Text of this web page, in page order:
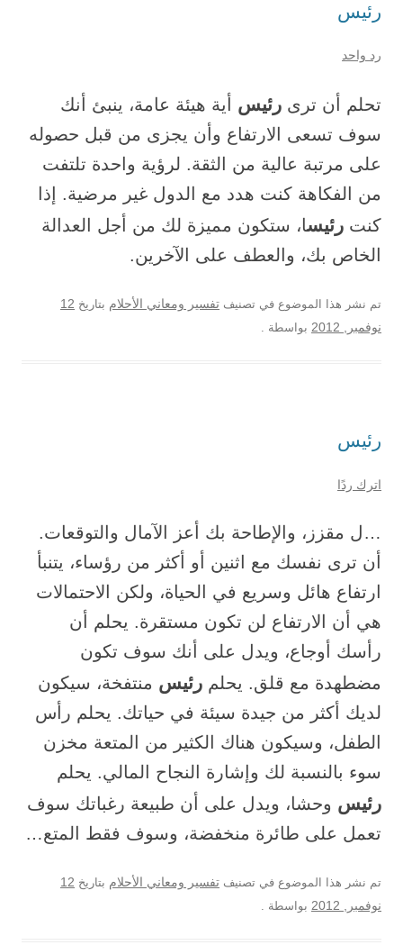
رئيس
رد واحد
تحلم أن ترى رئيس أية هيئة عامة، ينبئ أنك
سوف تسعى الارتفاع وأن يجزى من قبل حصوله
على مرتبة عالية من الثقة. لرؤية واحدة تلتفت
من الفكاهة كنت هدد مع الدول غير مرضية. إذا
كنت رئيسا، ستكون مميزة لك من أجل العدالة
الخاص بك، والعطف على الآخرين.
تم نشر هذا الموضوع في تصنيف تفسير ومعاني الأحلام بتاريخ 12
نوفمبر, 2012
بواسطة .
رئيس
اترك ردًا
…ل مقزز، والإطاحة بك أعز الآمال والتوقعات.
أن ترى نفسك مع اثنين أو أكثر من رؤساء، يتنبأ
ارتفاع هائل وسريع في الحياة، ولكن الاحتمالات
هي أن الارتفاع لن تكون مستقرة. يحلم أن
رأسك أوجاع، ويدل على أنك سوف تكون
مضطهدة مع قلق. يحلم رئيس منتفخة، سيكون
لديك أكثر من جيدة سيئة في حياتك. يحلم رأس
الطفل، وسيكون هناك الكثير من المتعة مخزن
سوء بالنسبة لك وإشارة النجاح المالي. يحلم
رئيس وحشا، ويدل على أن طبيعة رغباتك سوف
تعمل على طائرة منخفضة، وسوف فقط المتع…
تم نشر هذا الموضوع في تصنيف تفسير ومعاني الأحلام بتاريخ 12
نوفمبر, 2012
بواسطة .